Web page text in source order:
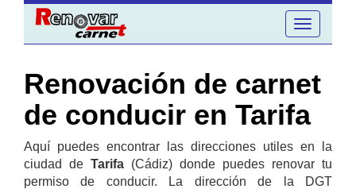
Toggle
navigation
Renovación de carnet
de conducir en Tarifa
Aquí puedes encontrar las direcciones utiles en la
ciudad de Tarifa (Cádiz) donde puedes renovar tu
permiso de conducir. La dirección de la DGT